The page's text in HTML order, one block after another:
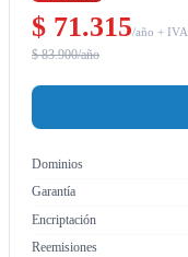
$ 71.315/año + IVA
$ 83.900/año
Dominios
Garantía
Encriptación
Reemisiones